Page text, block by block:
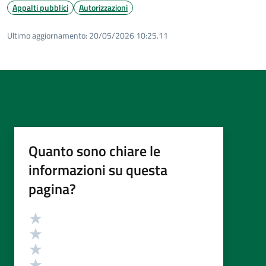
Appalti pubblici Autorizzazioni
Ultimo aggiornamento: 20/05/2026 10:25.11
Quanto sono chiare le
informazioni su questa
pagina?
Valutazione